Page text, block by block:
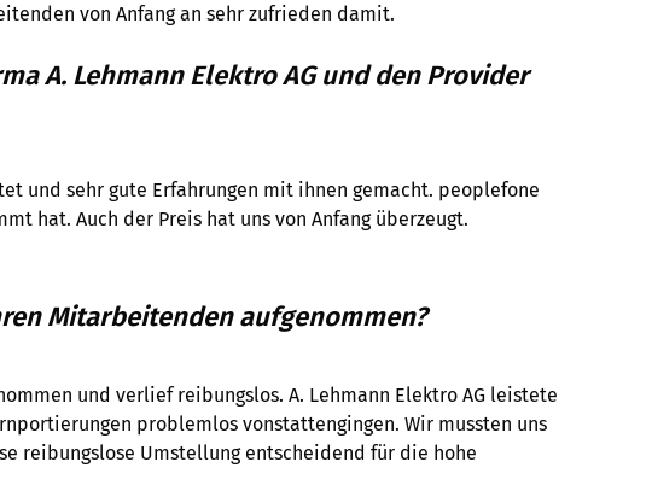
von Anfang an sehr zufrieden damit.
A. Lehmann Elektro AG und den Provider
und sehr gute Erfahrungen mit ihnen gemacht. peoplefone
hat. Auch der Preis hat uns von Anfang überzeugt.
Mitarbeitenden aufgenommen?
und verlief reibungslos. A. Lehmann Elektro AG leistete
problemlos vonstattengingen. Wir mussten uns
reibungslose Umstellung entscheidend für die hohe